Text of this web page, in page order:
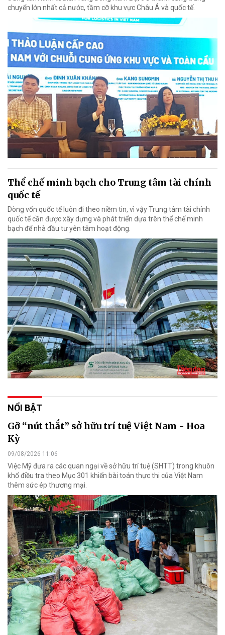
chuyển lớn nhất cả nước, tầm cỡ khu vực Châu Á và quốc tế.
Thể chế minh bạch cho Trung tâm tài chính
quốc tế
Dòng vốn quốc tế luôn đi theo niềm tin, vì vậy Trung tâm tài chính
quốc tế cần được xây dựng và phát triển dựa trên thể chế minh
bạch để nhà đầu tư yên tâm hoạt động.
NỔI BẬT
Gỡ “nút thắt” sở hữu trí tuệ Việt Nam - Hoa
Kỳ
09/08/2026 11:06
Việc Mỹ đưa ra các quan ngại về sở hữu trí tuệ (SHTT) trong khuôn
khổ điều tra theo Mục 301 khiến bài toán thực thi của Việt Nam
thêm sức ép thương mại.